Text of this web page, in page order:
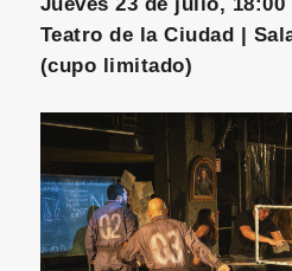
Teatro de la Ciudad |
(cupo limitado)